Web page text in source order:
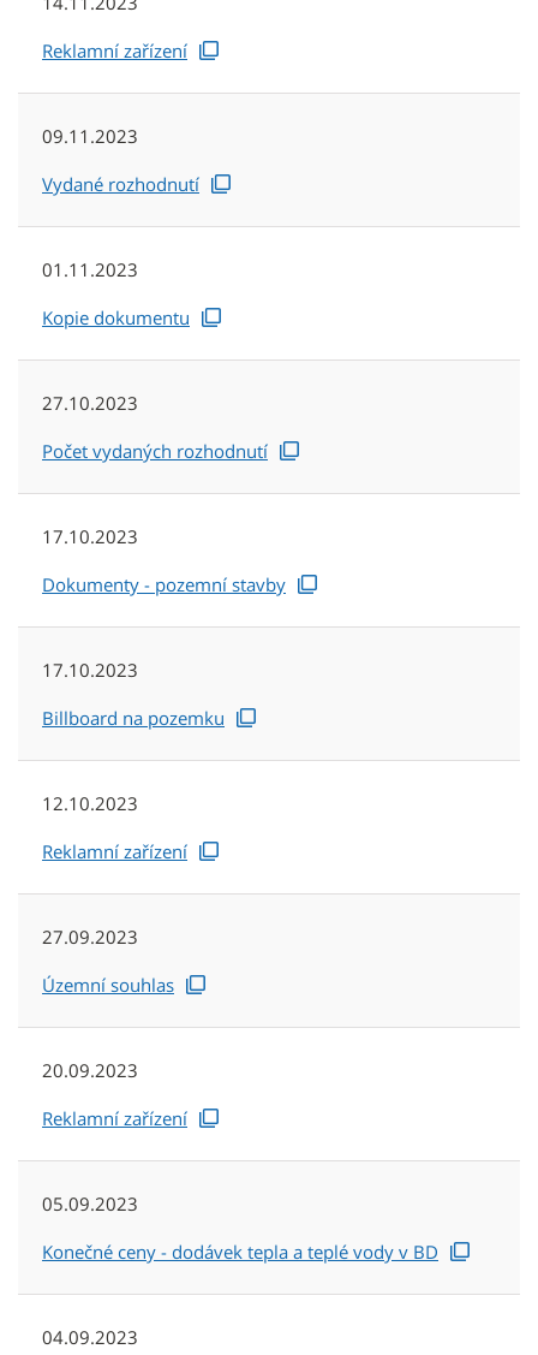
Reklamní zařízení
09.11.2023
Vydané rozhodnutí
01.11.2023
Kopie dokumentu
27.10.2023
Počet vydaných rozhodnutí
17.10.2023
Dokumenty - pozemní stavby
17.10.2023
Billboard na pozemku
12.10.2023
Reklamní zařízení
27.09.2023
Územní souhlas
20.09.2023
Reklamní zařízení
05.09.2023
Konečné ceny - dodávek tepla a teplé vody v BD
04.09.2023